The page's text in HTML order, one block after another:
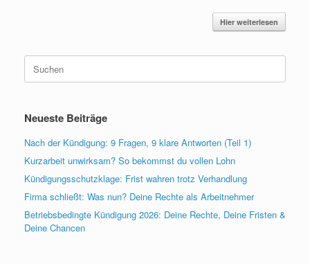
Hier weiterlesen
Suchen
nach:
Neueste Beiträge
Nach der Kündigung: 9 Fragen, 9 klare Antworten (Teil 1)
Kurzarbeit unwirksam? So bekommst du vollen Lohn
Kündigungsschutzklage: Frist wahren trotz Verhandlung
Firma schließt: Was nun? Deine Rechte als Arbeitnehmer
Betriebsbedingte Kündigung 2026: Deine Rechte, Deine Fristen &
Deine Chancen